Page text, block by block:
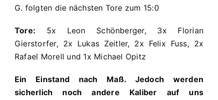
G. folgten die nächsten Tore zum 15:0
Tore: 5x Leon Schönberger, 3x Florian
Gierstorfer, 2x Lukas Zeitler, 2x Felix Fuss, 2x
Rafael Morell und 1x Michael Opitz
Ein Einstand nach Maß. Jedoch werden
sicherlich noch andere Kaliber auf uns